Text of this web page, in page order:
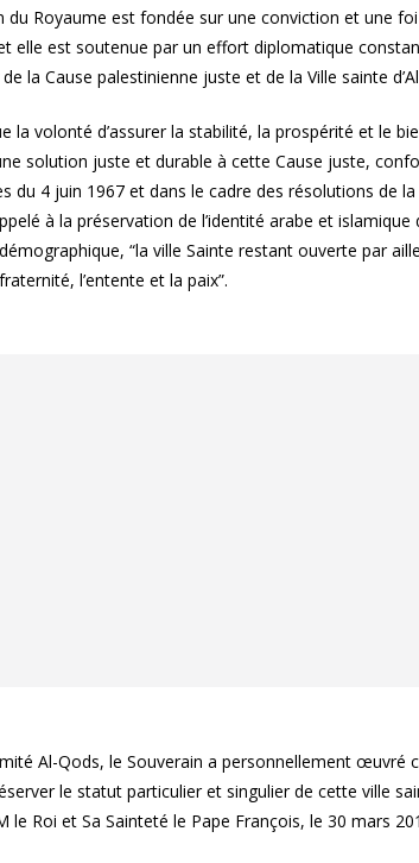
du Royaume est fondée sur une conviction et une
elle est soutenue par un effort diplomatique
la Cause palestinienne juste et de la Ville sainte
la volonté d’assurer la stabilité, la prospérité et le
solution juste et durable à cette Cause juste,
du 4 juin 1967 et dans le cadre des résolutions de
à la préservation de l’identité arabe et islamique
“la ville Sainte restant ouverte par
l’entente et la paix”.
Al-Qods, le Souverain a personnellement œuvré
le statut particulier et singulier de cette ville
le Roi et Sa Sainteté le Pape François, le 30 mars